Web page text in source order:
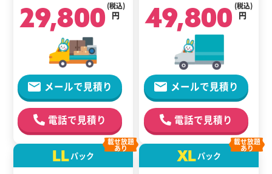
29,800 円
(税込)
メールで見積り
電話で見積り
49,800 円
(税込)
メールで見積り
電話で見積り
LLパック
載せ放題
あり XLパック
載せ放題
あり